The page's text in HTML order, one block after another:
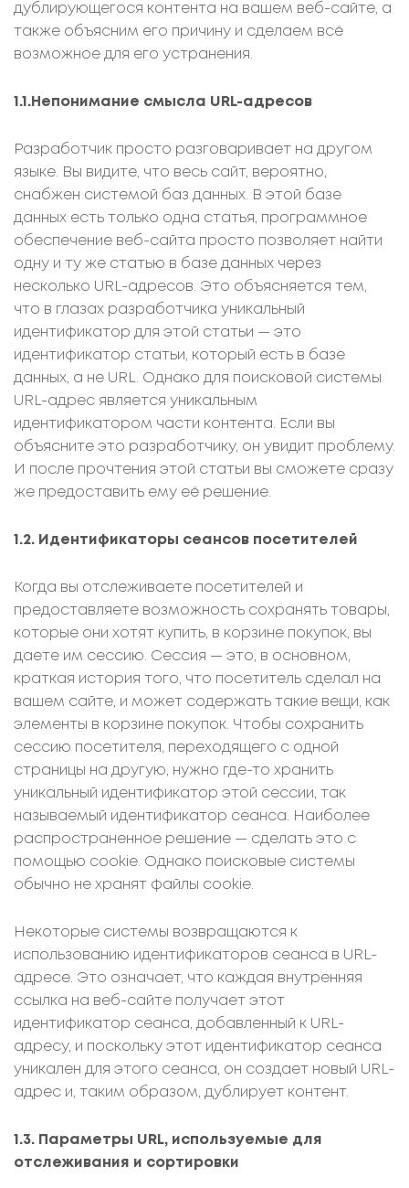
дублирующегося контента на вашем веб-сайте, а
также объясним его причину и сделаем всё
возможное для его устранения.
1.1.Непонимание смысла URL-адресов
Разработчик просто разговаривает на другом
языке. Вы видите, что весь сайт, вероятно,
снабжен системой баз данных. В этой базе
данных есть только одна статья, программное
обеспечение веб-сайта просто позволяет найти
одну и ту же статью в базе данных через
несколько URL-адресов. Это объясняется тем,
что в глазах разработчика уникальный
идентификатор для этой статьи — это
идентификатор статьи, который есть в базе
данных, а не URL. Однако для поисковой системы
URL-адрес является уникальным
идентификатором части контента. Если вы
объясните это разработчику, он увидит проблему.
И после прочтения этой статьи вы сможете сразу
же предоставить ему её решение.
1.2. Идентификаторы сеансов посетителей
Когда вы отслеживаете посетителей и
предоставляете возможность сохранять товары,
которые они хотят купить, в корзине покупок, вы
даете им сессию. Сессия — это, в основном,
краткая история того, что посетитель сделал на
вашем сайте, и может содержать такие вещи, как
элементы в корзине покупок. Чтобы сохранить
сессию посетителя, переходящего с одной
страницы на другую, нужно где-то хранить
уникальный идентификатор этой сессии, так
называемый идентификатор сеанса. Наиболее
распространенное решение — сделать это с
помощью cookie. Однако поисковые системы
обычно не хранят файлы cookie.
Некоторые системы возвращаются к
использованию идентификаторов сеанса в URL-
адресе. Это означает, что каждая внутренняя
ссылка на веб-сайте получает этот
идентификатор сеанса, добавленный к URL-
адресу, и поскольку этот идентификатор сеанса
уникален для этого сеанса, он создает новый URL-
адрес и, таким образом, дублирует контент.
1.3. Параметры URL, используемые для
отслеживания и сортировки